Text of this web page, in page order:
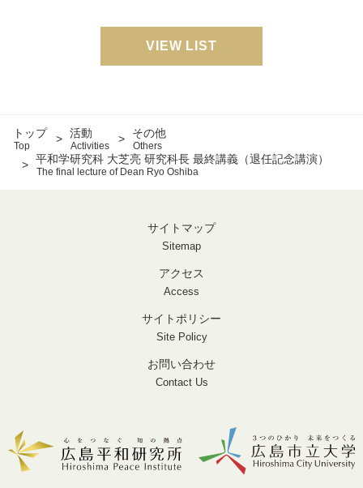
VIEW LIST
トップ
Top
活動
Activities
その他
Others
平和学研究科 大芝亮 研究科長 最終講義（退任記念講演）
The final lecture of Dean Ryo Oshiba
サイトマップ
Sitemap
アクセス
Access
サイトポリシー
Site Policy
お問い合わせ
Contact Us